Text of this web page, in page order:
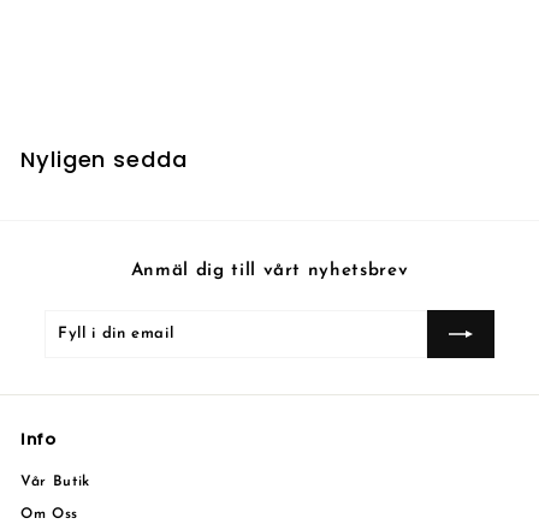
Nyligen sedda
Anmäl dig till vårt nyhetsbrev
Fyll
email
Prenumerera
Info
Vår Butik
Om Oss